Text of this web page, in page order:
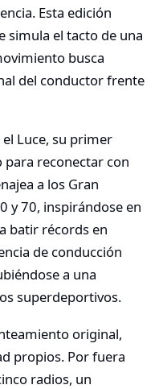
Esta edición
simula el tacto de una
busca
del conductor frente
Luce, su primer
reconectar con
a los Gran
y 70, inspirándose en
batir récords en
de conducción
a una
superdeportivos.
original,
propios. Por fuera
radios, un